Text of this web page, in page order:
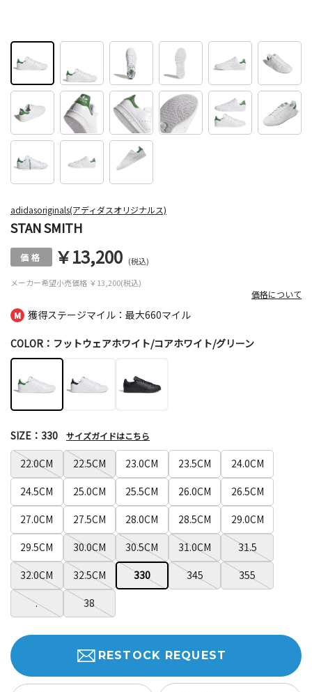
獲得ステージマイル：最大660マイル
adidasoriginals(アディダスオリジナルス)
STAN SMITH
メーカー希望小売価格 ￥13,200(税込)
￥13,200 (税込)
価格について
COLOR：フットウェアホワイト/コアホワイト/グリーン
22.0CM 22.5CM 23.0CM 23.5CM
24.0CM
24.5CM
25.0CM 25.5CM 26.0CM
26.5CM
27.0CM
27.5CM 28.0CM 28.5CM
29.0CM
29.5CM
30.0CM 30.5CM 31.0CM
31.5
32.0CM
32.5CM 330 345
355
.
38
SIZE：330 サイズガイドはこちら
RESTOCK REQUEST